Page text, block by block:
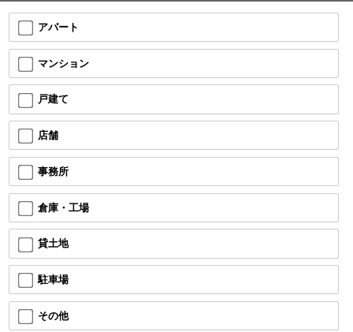
アパート
マンション
戸建て
店舗
事務所
倉庫・工場
貸土地
駐車場
その他